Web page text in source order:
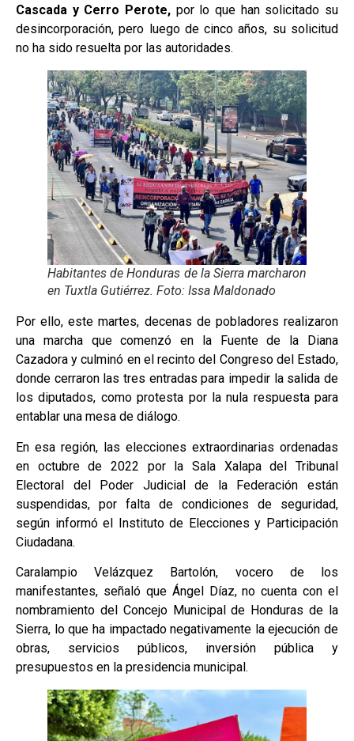
Cascada y Cerro Perote, por lo que han solicitado su
desincorporación, pero luego de cinco años, su solicitud
no ha sido resuelta por las autoridades.
Habitantes de Honduras de la Sierra marcharon
en Tuxtla Gutiérrez. Foto: Issa Maldonado
Por ello, este martes, decenas de pobladores realizaron
una marcha que comenzó en la Fuente de la Diana
Cazadora y culminó en el recinto del Congreso del Estado,
donde cerraron las tres entradas para impedir la salida de
los diputados, como protesta por la nula respuesta para
entablar una mesa de diálogo.
En esa región, las elecciones extraordinarias ordenadas
en octubre de 2022 por la Sala Xalapa del Tribunal
Electoral del Poder Judicial de la Federación están
suspendidas, por falta de condiciones de seguridad,
según informó el Instituto de Elecciones y Participación
Ciudadana.
Caralampio Velázquez Bartolón, vocero de los
manifestantes, señaló que Ángel Díaz, no cuenta con el
nombramiento del Concejo Municipal de Honduras de la
Sierra, lo que ha impactado negativamente la ejecución de
obras, servicios públicos, inversión pública y
presupuestos en la presidencia municipal.